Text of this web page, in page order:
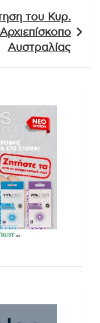
του Κυρ.
Αυστραλίας